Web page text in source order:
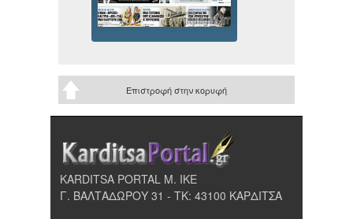
Επιστροφή στην κορυφή
KARDITSA PORTAL Μ. ΙΚΕ
Γ. ΒΑΛΤΑΔΩΡΟΥ 31 - ΤΚ: 43100 ΚΑΡΔΙΤΣΑ